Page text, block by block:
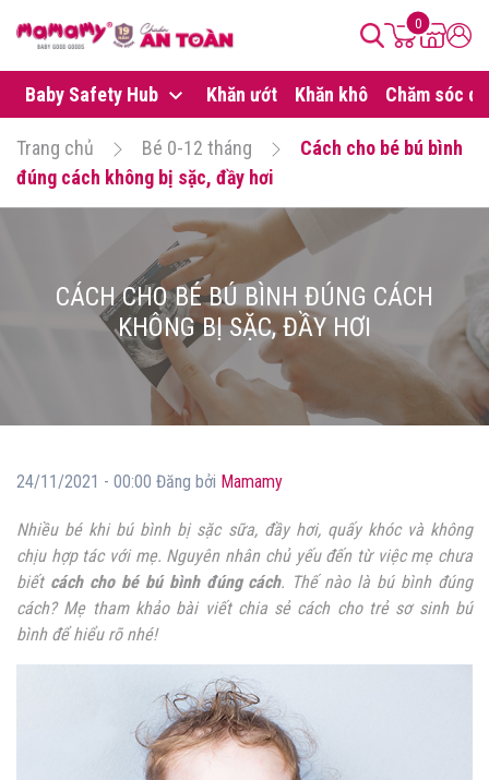
0
Baby Safety Hub Khăn ướt Khăn khô Chăm sóc da
Trang chủ Bé 0-12 tháng
Cách cho bé bú bình
đúng cách không bị sặc, đầy hơi
CÁCH CHO BÉ BÚ BÌNH ĐÚNG CÁCH
KHÔNG BỊ SẶC, ĐẦY HƠI
24/11/2021 - 00:00 Đăng bởi Mamamy
Nhiều bé khi bú bình bị sặc sữa, đầy hơi, quấy khóc và không
chịu hợp tác với mẹ. Nguyên nhân chủ yếu đến từ việc mẹ chưa
biết cách cho bé bú bình đúng cách. Thế nào là bú bình đúng
cách? Mẹ tham khảo bài viết chia sẻ cách cho trẻ sơ sinh bú
bình để hiểu rõ nhé!